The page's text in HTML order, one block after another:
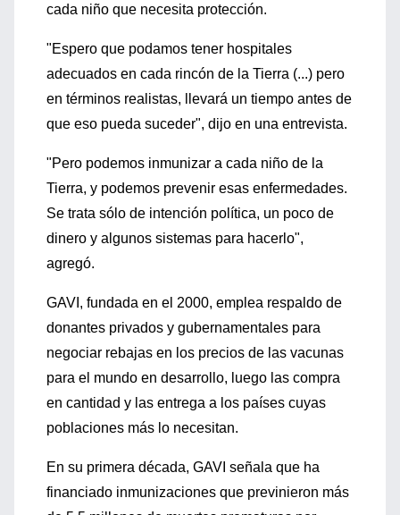
cada niño que necesita protección.
"Espero que podamos tener hospitales
adecuados en cada rincón de la Tierra (...) pero
en términos realistas, llevará un tiempo antes de
que eso pueda suceder", dijo en una entrevista.
"Pero podemos inmunizar a cada niño de la
Tierra, y podemos prevenir esas enfermedades.
Se trata sólo de intención política, un poco de
dinero y algunos sistemas para hacerlo",
agregó.
GAVI, fundada en el 2000, emplea respaldo de
donantes privados y gubernamentales para
negociar rebajas en los precios de las vacunas
para el mundo en desarrollo, luego las compra
en cantidad y las entrega a los países cuyas
poblaciones más lo necesitan.
En su primera década, GAVI señala que ha
financiado inmunizaciones que previnieron más